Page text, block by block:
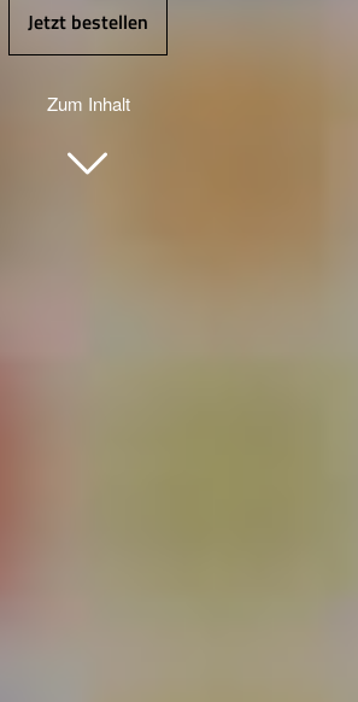
Jetzt bestellen
Zum Inhalt